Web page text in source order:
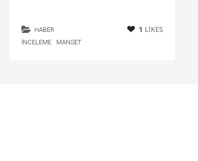
HABER
İNCELEME
MANSET
1 LIKES